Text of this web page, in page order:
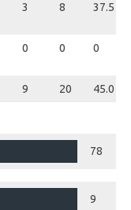
3 8 37.5
0 0 0
9 20 45.0
78
9